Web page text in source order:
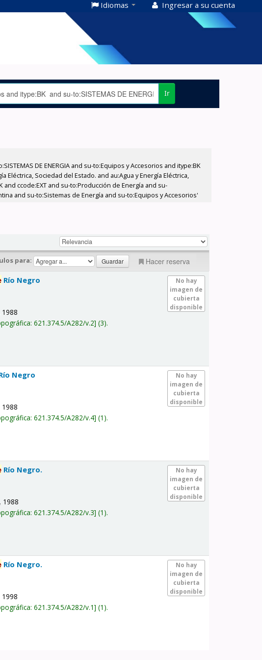
Idiomas Ingresar a su cuenta
Ir
DE ENERGIA and su-to:Equipos y Accesorios and itype:BK
Sociedad del Estado. and au:Agua y Energía Eléctrica,
ccode:EXT and su-to:Producción de Energía and su-
and su-to:Sistemas de Energía and su-to:Equipos y Accesorios'
para: Hacer reserva
No hay
imagen de
cubierta
disponible
Río Negro
1988
621.374.5/A282/v.2 (3).
No hay
imagen de
cubierta
disponible
Negro
1988
621.374.5/A282/v.4 (1).
No hay
imagen de
cubierta
disponible
Río Negro.
, 1988
621.374.5/A282/v.3 (1).
No hay
imagen de
cubierta
disponible
Río Negro.
1998
621.374.5/A282/v.1 (1).